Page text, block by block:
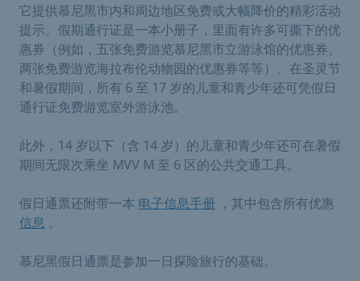
它提供慕尼黑市内和周边地区免费或大幅降价的精彩活动
提示。假期通行证是一本小册子，里面有许多可撕下的优
惠券（例如，五张免费游览慕尼黑市立游泳馆的优惠券、
两张免费游览海拉布伦动物园的优惠券等等）。在圣灵节
和暑假期间，所有 6 至 17 岁的儿童和青少年还可凭假日
通行证免费游览室外游泳池。
此外，14 岁以下（含 14 岁）的儿童和青少年还可在暑假
期间无限次乘坐 MVV M 至 6 区的公共交通工具。
假日通票还附带一本 电子信息手册 ，其中包含所有优惠
信息 。
慕尼黑假日通票是参加一日探险旅行的基础。